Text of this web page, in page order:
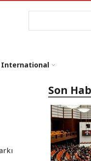
Ara
International
Son